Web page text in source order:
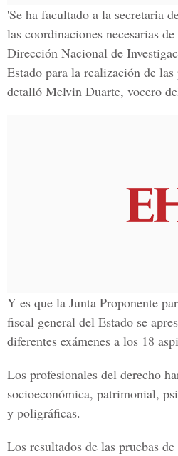
'Se ha facultado a la secretaria
las coordinaciones necesarias
Dirección Nacional de
Estado para la realización de
detalló Melvin Duarte, vocero
Y es que la Junta Proponente
fiscal general del Estado se
diferentes exámenes a los 18
Los profesionales del derecho
socioeconómica, patrimonial,
y poligráficas.
Los resultados de las pruebas